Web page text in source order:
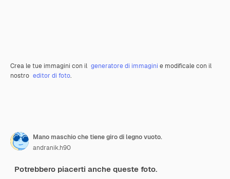
Crea le tue immagini con il generatore di immagini e modificale con il
nostro editor di foto.
Mano maschio che tiene giro di legno vuoto.
andranik.h90
Potrebbero piacerti anche queste foto.